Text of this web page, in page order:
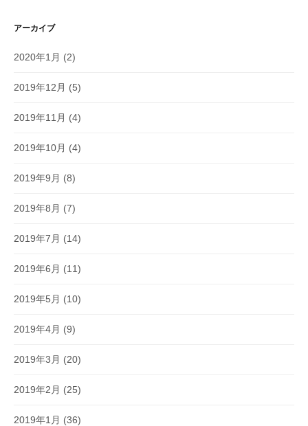
アーカイブ
2020年1月 (2)
2019年12月 (5)
2019年11月 (4)
2019年10月 (4)
2019年9月 (8)
2019年8月 (7)
2019年7月 (14)
2019年6月 (11)
2019年5月 (10)
2019年4月 (9)
2019年3月 (20)
2019年2月 (25)
2019年1月 (36)